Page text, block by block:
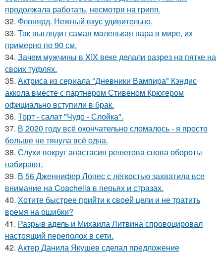
продолжала работать, несмотря на грипп.
32. Флонярд. Нежный вкус удивительно.
33. Так выглядит самая маленькая пара в мире, их
примерно по 90 см.
34. Зачем мужчины в XIX веке делали разрез на пятке на
своих туфлях.
35. Актриса из сериала "Дневники Вампира" Кэндис
аккола вместе с партнером Стивеном Крюгером
официально вступили в брак.
36. Торт - салат "Чудо - Слойка".
37. В 2020 году всё окончательно сломалось - я просто
больше не тянула всё одна.
38. Слухи вокруг анастасия решетова снова обороты
набирают.
39. В 56 Дженнифер Лопес с лёгкостью захватила все
внимание на Coachella в перьях и стразах.
40. Хотите быстрее прийти к своей цели и не тратить
время на ошибки?
41. Разрыв адель и Михаила Литвина спровоцировал
настоящий переполох в сети.
42. Актер Данила Якушев сделал предложение